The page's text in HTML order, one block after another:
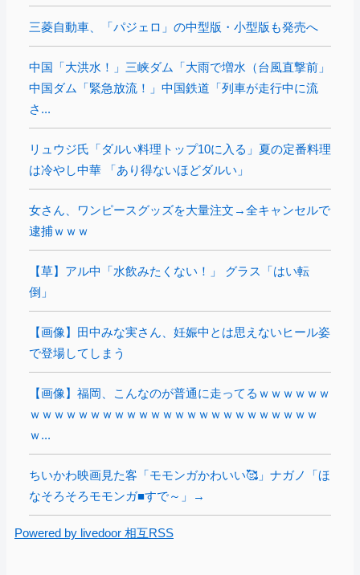
三菱自動車、「パジェロ」の中型版・小型版も発売へ
中国「大洪水！」三峡ダム「大雨で増水（台風直撃前」
中国ダム「緊急放流！」中国鉄道「列車が走行中に流
さ...
リュウジ氏「ダルい料理トップ10に入る」夏の定番料理
は冷やし中華 「あり得ないほどダルい」
女さん、ワンピースグッズを大量注文→全キャンセルで
逮捕ｗｗｗ
【草】アル中「水飲みたくない！」 グラス「はい転
倒」
【画像】田中みな実さん、妊娠中とは思えないヒール姿
で登場してしまう
【画像】福岡、こんなのが普通に走ってるｗｗｗｗｗｗ
ｗｗｗｗｗｗｗｗｗｗｗｗｗｗｗｗｗｗｗｗｗｗｗｗ
ｗ...
ちいかわ映画見た客「モモンガかわいい🥰」ナガノ「ほ
なそろそろモモンガ■すで～」→
Powered by livedoor 相互RSS